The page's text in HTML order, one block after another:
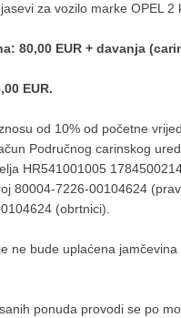
za vozilo marke OPEL 2
80,00 EUR + davanja
EUR.
od 10% od početne
Područnog carinskog
HR541001005
80004-7226-00104624
(obrtnici).
ne bude uplaćena jamčevina
ponuda provodi se po